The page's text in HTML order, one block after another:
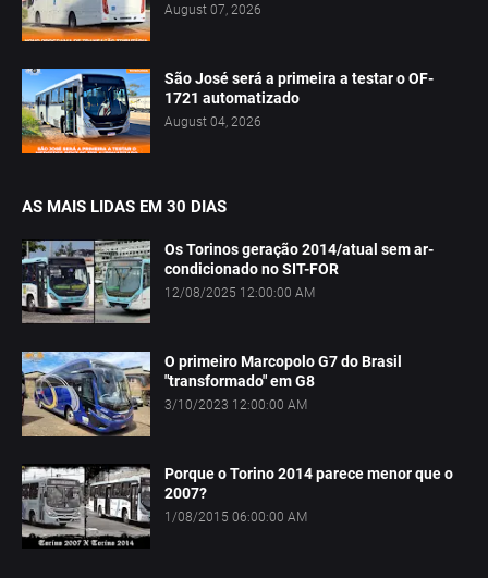
August 07, 2026
São José será a primeira a testar o OF-
1721 automatizado
August 04, 2026
AS MAIS LIDAS EM 30 DIAS
Os Torinos geração 2014/atual sem ar-
condicionado no SIT-FOR
12/08/2025 12:00:00 AM
O primeiro Marcopolo G7 do Brasil
"transformado" em G8
3/10/2023 12:00:00 AM
Porque o Torino 2014 parece menor que o
2007?
1/08/2015 06:00:00 AM